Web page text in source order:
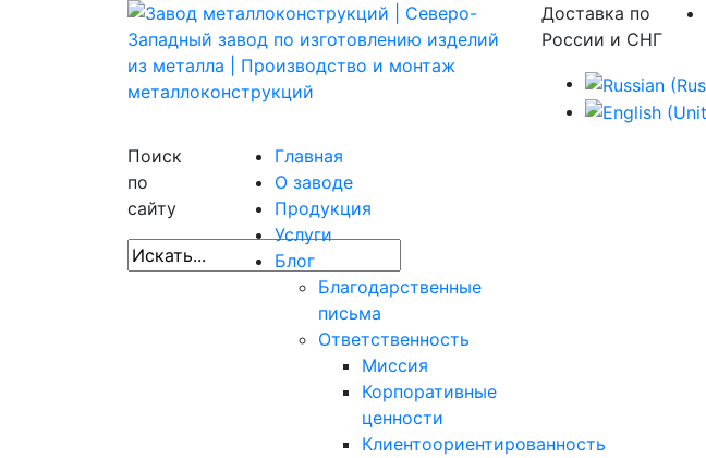
Доставка по
России и СНГ
Поиск
по
сайту
Главная
О заводе
Продукция
Услуги
Блог
Благодарственные
письма
Ответственность
Миссия
Корпоративные
ценности
Клиентоориентированность